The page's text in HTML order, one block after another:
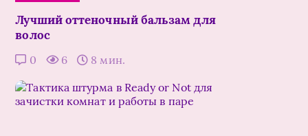
Лучший оттеночный бальзам для
волос
0 6 8 мин.